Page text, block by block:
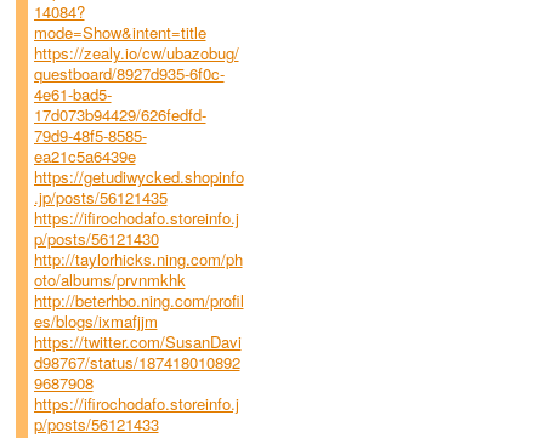
14084?
mode=Show&intent=title
https://zealy.io/cw/ubazobug/
questboard/8927d935-6f0c-
4e61-bad5-
17d073b94429/626fedfd-
79d9-48f5-8585-
ea21c5a6439e
https://getudiwycked.shopinfo
.jp/posts/56121435
https://ifirochodafo.storeinfo.j
p/posts/56121430
http://taylorhicks.ning.com/ph
oto/albums/prvnmkhk
http://beterhbo.ning.com/profil
es/blogs/ixmafjjm
https://twitter.com/SusanDavi
d98767/status/187418010892
9687908
https://ifirochodafo.storeinfo.j
p/posts/56121433